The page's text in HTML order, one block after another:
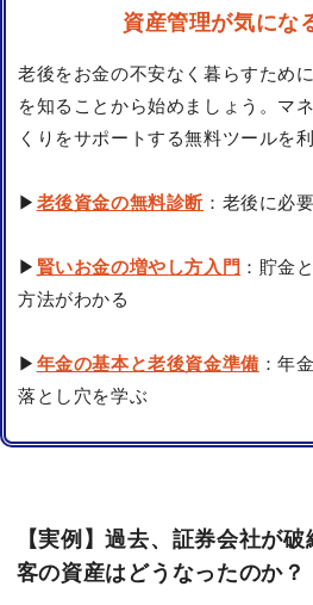
資産管理が気にな
老後をお金の不安なく暮らすため
を知ることから始めましょう。マ
くりをサポートする無料ツールを
▶ 老後資金の無料診断 ：老後に必
▶ 賢いお金の増やし方入門 ：貯金
方法がわかる
▶ 年金の基本と老後資金準備 ：年
落とし穴を学ぶ
【実例】過去、証券会社が
客の資産はどうなったのか？